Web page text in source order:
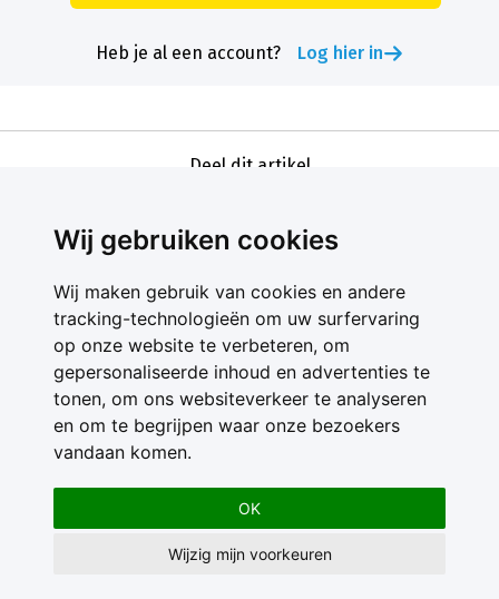
Wij gebruiken cookies
Wij maken gebruik van cookies en andere
tracking-technologieën om uw surfervaring
op onze website te verbeteren, om
gepersonaliseerde inhoud en advertenties te
tonen, om ons websiteverkeer te analyseren
en om te begrijpen waar onze bezoekers
vandaan komen.
OK
Wijzig mijn voorkeuren
Heb je al een account? Log hier in
Deel dit artikel
Contact
Feedback
Nieuwsbrief
Adverteren
Gebruikersvoorwaarden
Privacy Statement